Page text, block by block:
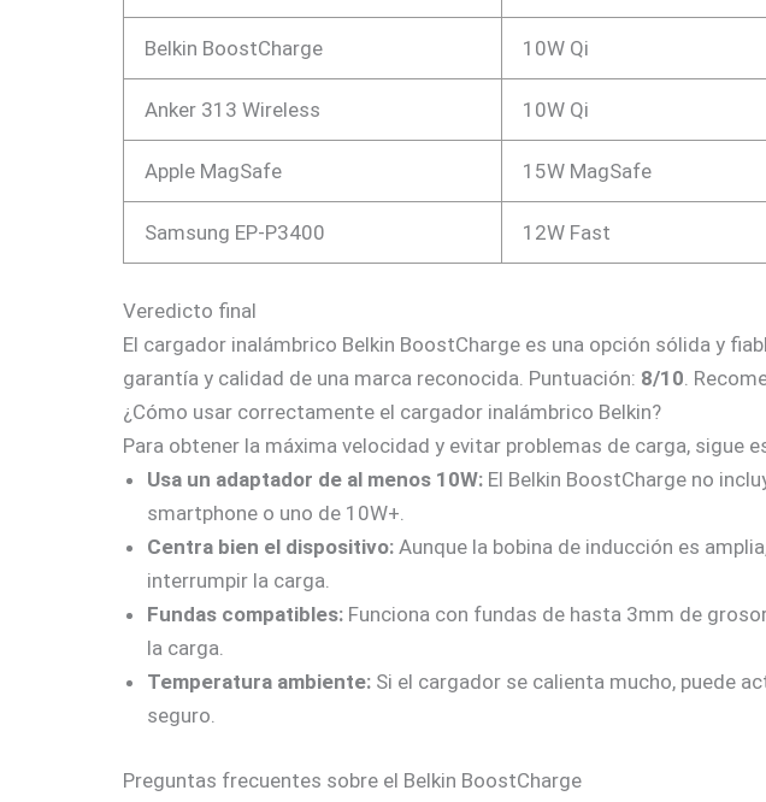
Belkin BoostCharge 10W Qi
Anker 313 Wireless 10W Qi
Apple MagSafe 15W MagSafe
Samsung EP-P3400 12W Fast
Veredicto final
El cargador inalámbrico Belkin BoostCharge es una opción sólida y
garantía y calidad de una marca reconocida. Puntuación: 8/10.
¿Cómo usar correctamente el cargador inalámbrico Belkin?
Para obtener la máxima velocidad y evitar problemas de carga, sigue
Usa un adaptador de al menos 10W: El Belkin BoostCharge no
smartphone o uno de 10W+.
Centra bien el dispositivo: Aunque la bobina de inducción es
interrumpir la carga.
Fundas compatibles: Funciona con fundas de hasta 3mm de
la carga.
Temperatura ambiente: Si el cargador se calienta mucho, puede
seguro.
Preguntas frecuentes sobre el Belkin BoostCharge